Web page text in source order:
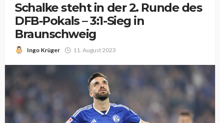
Schalke steht in der 2. Runde des
DFB-Pokals – 3:1-Sieg in
Braunschweig
Ingo Krüger 11. August 2023